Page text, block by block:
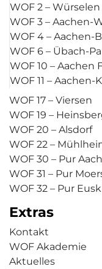
WOF 2 – Würselen
WOF 3 – Aachen-
WOF 4 – Aachen-
WOF 6 – Übach-
WOF 10 – Aachen
WOF 11 –
WOF 17 – Viersen
WOF 19 –
WOF 20 – Alsdorf
WOF 22 –
WOF 30 – Pur
WOF 31 – Pur
WOF 32 – Pur
Extras
Kontakt
WOF Akademie
Aktuelles